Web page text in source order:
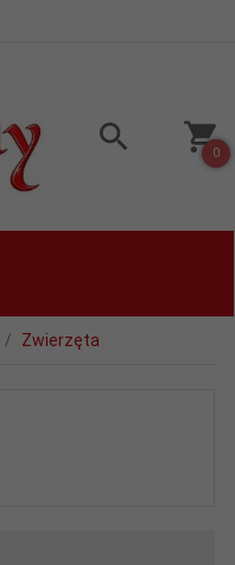
0
Zwierzęta